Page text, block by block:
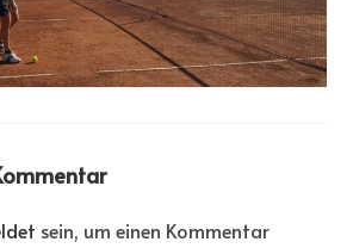
sein, um einen Kommentar